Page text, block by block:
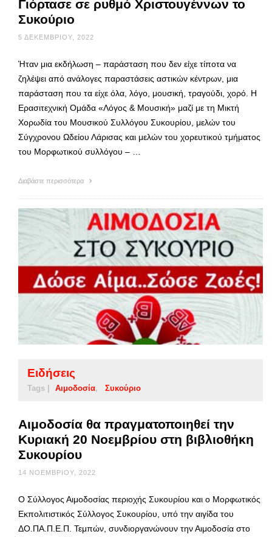
Γιόρτασε σε ρυθμό Χριστουγέννων το
Συκούριο
5 ΔΕΚΕΜΒΡΊΟΥ, 2022
Ήταν μια εκδήλωση – παράσταση που δεν είχε τίποτα να
ζηλέψει από ανάλογες παραστάσεις αστικών κέντρων, μια
παράσταση που τα είχε όλα, λόγο, μουσική, τραγούδι, χορό. Η
Ερασιτεχνική Ομάδα «Λόγος & Μουσική» μαζί με τη Μικτή
Χορωδία του Μουσικού Συλλόγου Συκουρίου, μελών του
Σύγχρονου Ωδείου Λάρισας και μελών του χορευτικού τμήματος
του Μορφωτικού συλλόγου – …
Διαβάστε περισσότερα
Ειδήσεις
Tags | Αιμοδοσία Συκούριο
Αιμοδοσία θα πραγματοποιηθεί την
Κυριακή 20 Νοεμβρίου στη βιβλιοθήκη
Συκουρίου
14 ΝΟΕΜΒΡΊΟΥ, 2022
Ο Σύλλογος Αιμοδοσίας περιοχής Συκουρίου και ο Μορφωτικός
Εκπολιτιστικός Σύλλογος Συκουρίου, υπό την αιγίδα του
ΔΟ.ΠΑ.Π.Ε.Π. Τεμπών, συνδιοργανώνουν την Αιμοδοσία στο